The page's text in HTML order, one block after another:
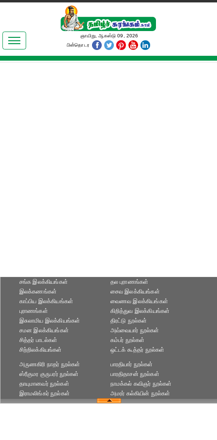
இலக்கியங்கள்
தமிழ் உலகம்
ஞாயிறு, ஆகஸ்டு 09, 2026
பின்தொடர
சங்க இலக்கியங்கள்
இலக்கணங்கள்
காப்பிய இலக்கியங்கள்
புராணங்கள்
தல புராணங்கள்
சைவ இலக்கியங்கள்
வைணவ இலக்கியங்கள்
கிறித்துவ இலக்கியங்கள்
இசுலாமிய இலக்கியங்கள்
சமன இலக்கியங்கள்
சித்தர் பாடல்கள்
சிற்றிலக்கியங்கள்
திரட்டு நூல்கள்
அவ்வையார் நூல்கள்
கம்பர் நூல்கள்
ஒட்டக் கூத்தர் நூல்கள்
அருணகிரி நாதர் நூல்கள்
ஸ்ரீகுமர குருபரர் நூல்கள்
தாயுமானவர் நூல்கள்
இராமலிங்கர் நூல்கள்
பாரதியார் நூல்கள்
பாரதிதாசன் நூல்கள்
நாமக்கல் கவிஞர் நூல்கள்
அமரர் கல்கியின் நூல்கள்